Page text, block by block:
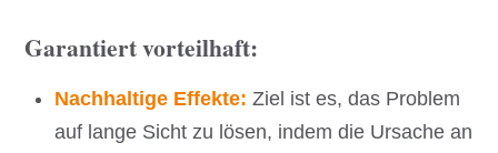
Garantiert vorteilhaft:
Nachhaltige Effekte:Ziel ist es, das Problem
auf lange Sicht zu lösen, indem die Ursache an